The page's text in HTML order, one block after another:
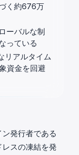
く約676万
ーバルな制
っている
リアルタイム
資金を回避
発行者である
スの凍結を発